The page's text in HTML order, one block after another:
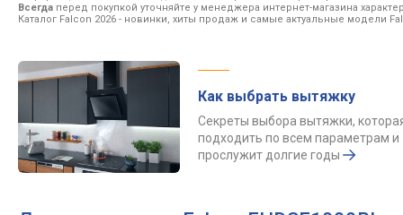
Всегда перед покупкой уточняйте у менеджера интернет-магазина
Каталог Falcon 2026 - новинки, хиты продаж и самые актуальные модели
Как выбрать вытяжку
Секреты выбора вытяжки,
подходить по всем параметрам и
прослужит долгие годы